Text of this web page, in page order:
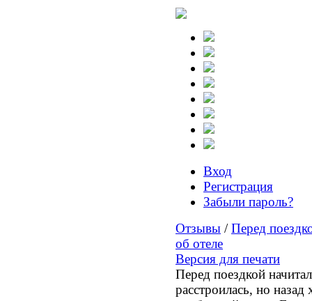
Вход
Регистрация
Забыли пароль?
Отзывы /Перед
об отеле
Версия для печати
Перед поездкой
расстроилась, но